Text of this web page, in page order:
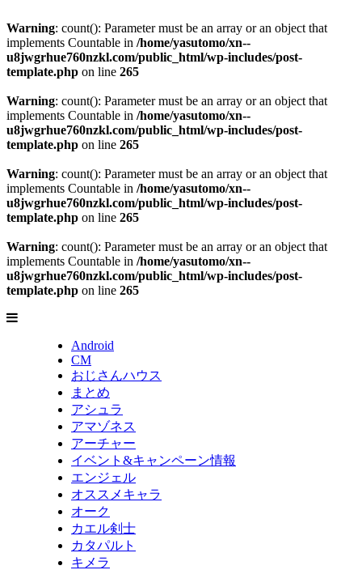
Warning: count(): Parameter must be an array or an object that
implements Countable in /home/yasutomo/xn--
u8jwgrhue760nzkl.com/public_html/wp-includes/post-
template.php on line 265
Warning: count(): Parameter must be an array or an object that
implements Countable in /home/yasutomo/xn--
u8jwgrhue760nzkl.com/public_html/wp-includes/post-
template.php on line 265
Warning: count(): Parameter must be an array or an object that
implements Countable in /home/yasutomo/xn--
u8jwgrhue760nzkl.com/public_html/wp-includes/post-
template.php on line 265
Warning: count(): Parameter must be an array or an object that
implements Countable in /home/yasutomo/xn--
u8jwgrhue760nzkl.com/public_html/wp-includes/post-
template.php on line 265
Android
CM
おじさんハウス
まとめ
アシュラ
アマゾネス
アーチャー
イベント&キャンペーン情報
エンジェル
オススメキャラ
オーク
カエル剣士
カタパルト
キメラ